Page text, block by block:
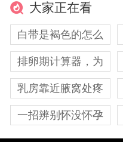
大家正在看
白带是褐色的怎么
排卵期计算器，为
乳房靠近腋窝处疼
一招辨别怀没怀孕